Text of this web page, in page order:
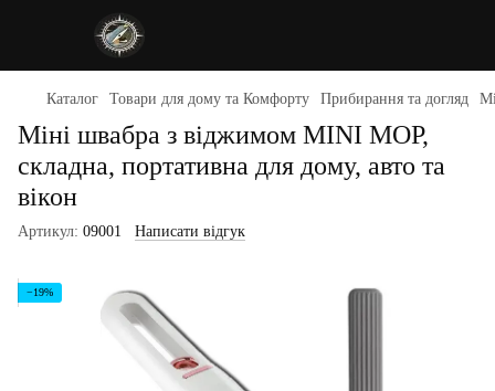
Каталог Товари для дому та Комфорту Прибирання та догляд
Міні швабра з віджимом MINI MOP,
складна, портативна для дому, авто та
вікон
Артикул: 09001 Написати відгук
−19%